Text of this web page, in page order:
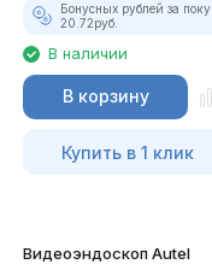
Бонусных рублей за
20.72руб.
В наличии
В корзину
Купить в 1 клик
Видеоэндоскоп Autel